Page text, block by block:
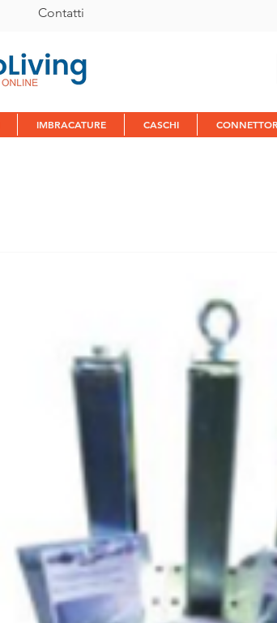
Contatti
IMBRACATURE CASCHI